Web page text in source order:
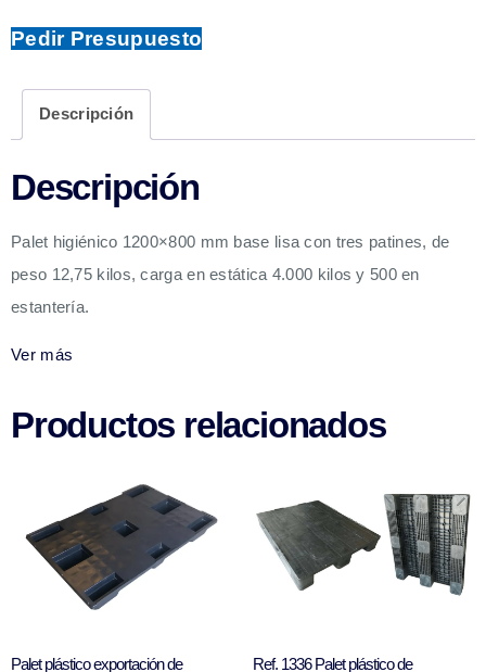
Pedir Presupuesto
Descripción
Descripción
Palet higiénico 1200×800 mm base lisa con tres patines, de
peso 12,75 kilos, carga en estática 4.000 kilos y 500 en
estantería.
Ver más
Productos relacionados
Palet plástico exportación de Ref. 1336 Palet plástico de